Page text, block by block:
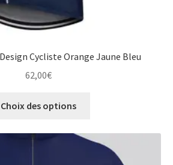
Cycliste Orange Jaune Bleu
62,00€
Choix des options
plusieurs
variations.